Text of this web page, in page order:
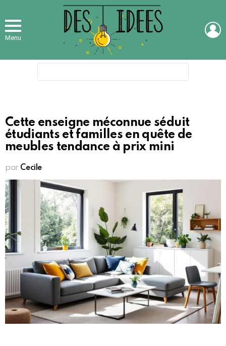
Menu
Cette enseigne méconnue séduit
étudiants et familles en quête de
meubles tendance à prix mini
par Cecile